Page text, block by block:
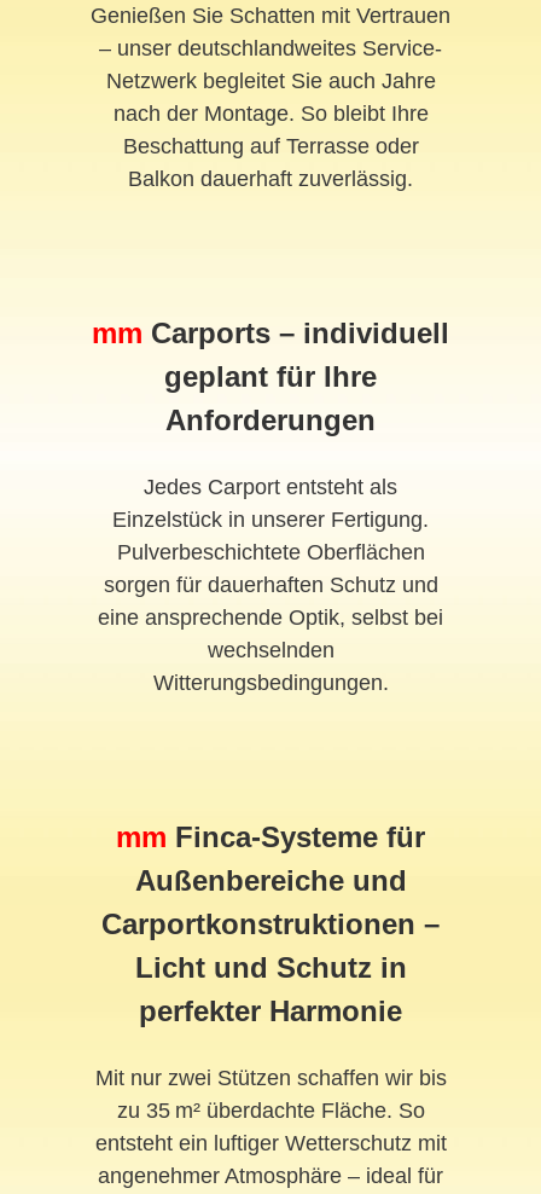
Genießen Sie Schatten mit Vertrauen
– unser deutschlandweites Service-
Netzwerk begleitet Sie auch Jahre
nach der Montage. So bleibt Ihre
Beschattung auf Terrasse oder
Balkon dauerhaft zuverlässig.
mm Carports – individuell
geplant für Ihre
Anforderungen
Jedes Carport entsteht als
Einzelstück in unserer Fertigung.
Pulverbeschichtete Oberflächen
sorgen für dauerhaften Schutz und
eine ansprechende Optik, selbst bei
wechselnden
Witterungsbedingungen.
mm Finca-Systeme für
Außenbereiche und
Carportkonstruktionen –
Licht und Schutz in
perfekter Harmonie
Mit nur zwei Stützen schaffen wir bis
zu 35 m² überdachte Fläche. So
entsteht ein luftiger Wetterschutz mit
angenehmer Atmosphäre – ideal für